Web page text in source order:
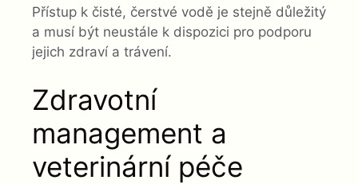
Přístup k čisté, čerstvé vodě je stejně důležitý
a musí být neustále k dispozici pro podporu
jejich zdraví a trávení.
Zdravotní
management a
veterinární péče